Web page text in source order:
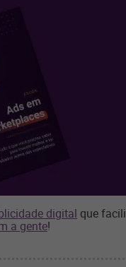
digital que
a gente!